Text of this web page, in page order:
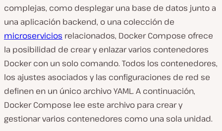
complejas, como desplegar una base de datos junto a
una aplicación backend, o una colección de
microservicios relacionados, Docker Compose ofrece
la posibilidad de crear y enlazar varios contenedores
Docker con un solo comando. Todos los contenedores,
los ajustes asociados y las configuraciones de red se
definen en un único archivo YAML. A continuación,
Docker Compose lee este archivo para crear y
gestionar varios contenedores como una sola unidad.